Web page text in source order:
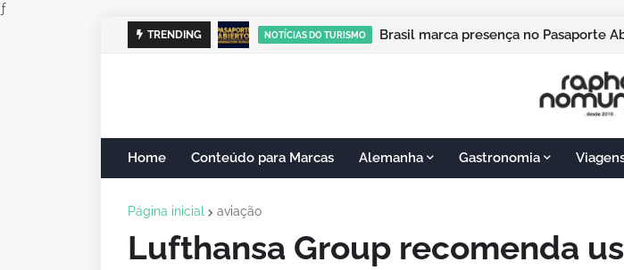
ƒ
TRENDING NOTÍCIAS DO TURISMO Brasil marca presença no Pasaporte
NOTÍCIAS DO TURISMO Campos do Jordão vai sediar o
Home Conteúdo para Marcas Alemanha Gastronomia
Página inicial aviação
Lufthansa Group recomenda